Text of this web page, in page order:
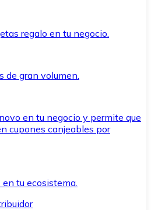
regalo en tu negocio.
de gran volumen.
en tu negocio y permite que
cupones canjeables por
tu ecosistema.